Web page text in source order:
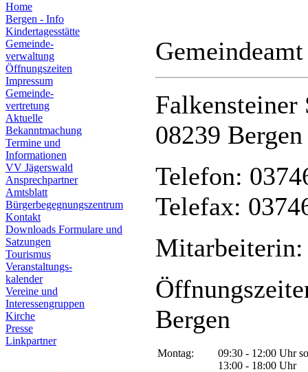
Home
Bergen - Info
Kindertagesstätte
Gemeinde-
verwaltung
Öffnungszeiten
Impressum
Gemeinde-
vertretung
Aktuelle
Bekanntmachung
Termine und
Informationen
VV Jägerswald
Ansprechpartner
Amtsblatt
Bürgerbegegnungszentrum
Kontakt
Downloads Formulare und
Satzungen
Tourismus
Veranstaltungs-
kalender
Vereine und
Interessen­gruppen
Kirche
Presse
Linkpartner
Falkensteiner
08239 Bergen
Telefon:
Telefax:
Mitarbeiterin:
Bergen
Montag:
09:30 - 12:00 Uhr
13:00 - 18:00 Uhr